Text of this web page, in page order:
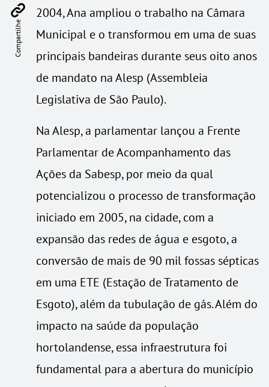
Compartilhe
2004, Ana ampliou o trabalho na Câmara
Municipal e o transformou em uma de suas
principais bandeiras durante seus oito anos
de mandato na Alesp (Assembleia
Legislativa de São Paulo).
Na Alesp, a parlamentar lançou a Frente
Parlamentar de Acompanhamento das
Ações da Sabesp, por meio da qual
potencializou o processo de transformação
iniciado em 2005, na cidade, com a
expansão das redes de água e esgoto, a
conversão de mais de 90 mil fossas sépticas
em uma ETE (Estação de Tratamento de
Esgoto), além da tubulação de gás. Além do
impacto na saúde da população
hortolandense, essa infraestrutura foi
fundamental para a abertura do município